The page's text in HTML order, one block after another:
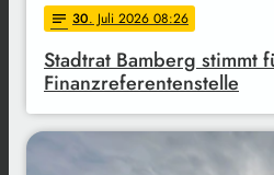
notes 30. Juli 2026 08:26
Stadtrat Bamberg stimmt
Finanzreferentenstelle